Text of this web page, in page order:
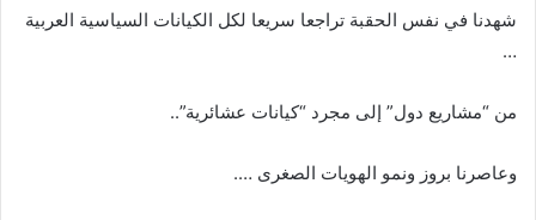
شهدنا في نفس الحقبة تراجعا سريعا لكل الكيانات السياسية العربية
…
من “مشاريع دول” إلى مجرد “كيانات عشائرية”..
وعاصرنا بروز ونمو الهويات الصغرى ….